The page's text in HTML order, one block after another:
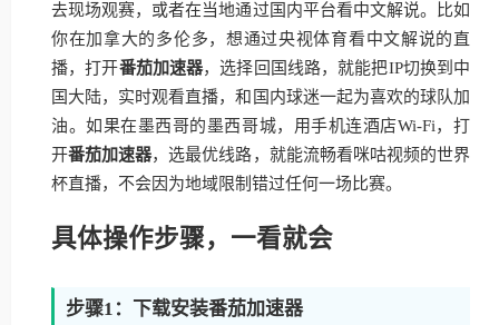
去现场观赛，或者在当地通过国内平台看中文解说。比如
你在加拿大的多伦多，想通过央视体育看中文解说的直
播，打开番茄加速器，选择回国线路，就能把IP切换到中
国大陆，实时观看直播，和国内球迷一起为喜欢的球队加
油。如果在墨西哥的墨西哥城，用手机连酒店Wi-Fi，打
开番茄加速器，选最优线路，就能流畅看咪咕视频的世界
杯直播，不会因为地域限制错过任何一场比赛。
具体操作步骤，一看就会
步骤1：下载安装番茄加速器